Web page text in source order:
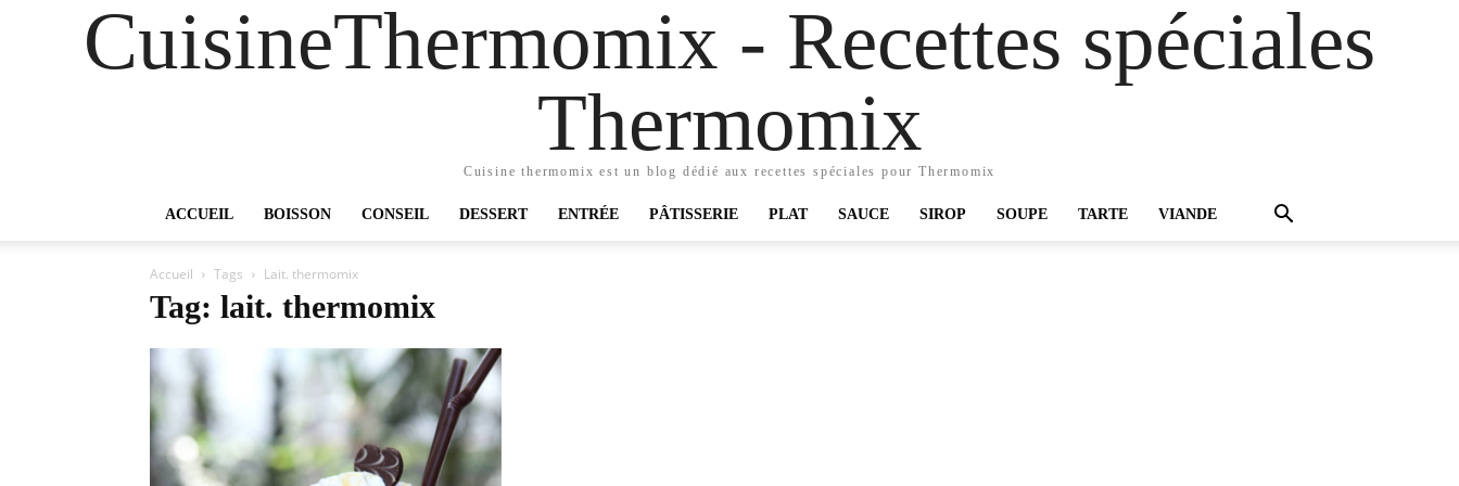
CuisineThermomix - Recettes spéciales
Thermomix
Cuisine thermomix est un blog dédié aux recettes spéciales pour Thermomix
ACCUEIL BOISSON CONSEIL DESSERT ENTRÉE PÂTISSERIE PLAT SAUCE SIROP SOUPE TARTE VIANDE
Accueil Tags Lait. thermomix
Tag: lait. thermomix